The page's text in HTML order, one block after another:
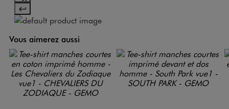
Vous aimerez aussi